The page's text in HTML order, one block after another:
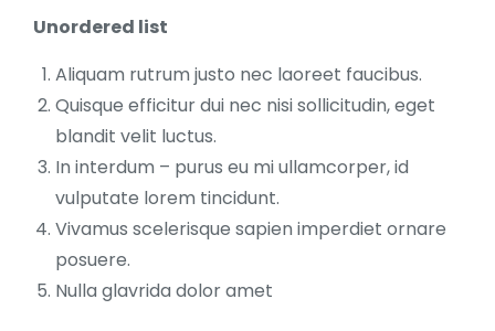
Unordered list
Aliquam rutrum justo nec laoreet faucibus.
Quisque efficitur dui nec nisi sollicitudin, eget
blandit velit luctus.
In interdum – purus eu mi ullamcorper, id
vulputate lorem tincidunt.
Vivamus scelerisque sapien imperdiet ornare
posuere.
Nulla glavrida dolor amet